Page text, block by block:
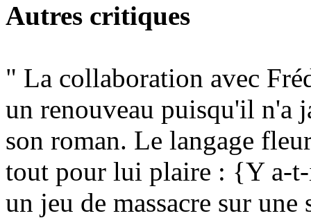
Autres critiques
" La collaboration avec
un renouveau puisqu'il n'a
son roman. Le langage
tout pour lui plaire : {Y a-t-
un jeu de massacre sur